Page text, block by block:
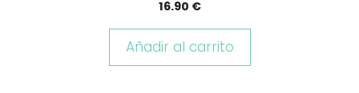
16.90 €
Añadir al carrito